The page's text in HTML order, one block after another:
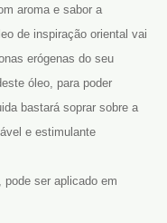
aroma e sabor a
de inspiração oriental vai
erógenas do seu
óleo, para poder
bastará soprar sobre a
e estimulante
ser aplicado em